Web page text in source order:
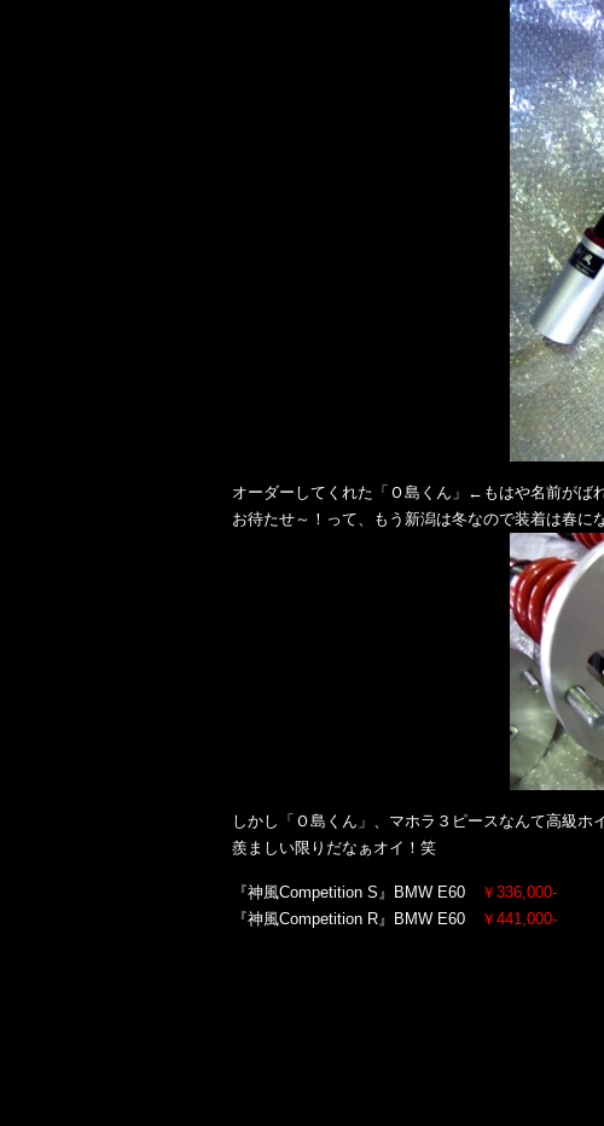
オーダーしてくれた「Ｏ島くん」←もはや名前がば
お待たせ～！って、もう新潟は冬なので装着は春に
しかし「Ｏ島くん」、マホラ３ピースなんて高級
羨ましい限りだなぁオイ！笑
『神風Competition S』BMW E60
￥336,000-
『神風Competition R』BMW E60
￥441,000-